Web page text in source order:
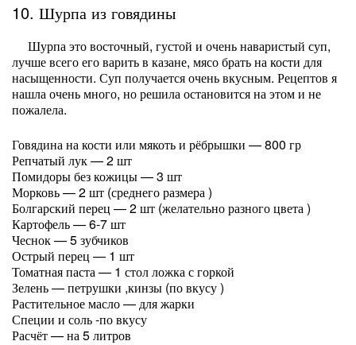
10. Шурпа из говядины
Шурпа это восточный, густой и очень наваристый суп,
лучше всего его варить в казане, мясо брать на кости для
насыщенности. Суп получается очень вкусным. Рецептов я
нашла очень много, но решила остановится на этом и не
пожалела.
Говядина на кости или мякоть и рёбрышки — 800 гр
Репчатый лук — 2 шт
Помидоры без кожицы — 3 шт
Морковь — 2 шт (среднего размера )
Болгарский перец — 2 шт (желательно разного цвета )
Картофель — 6-7 шт
Чеснок — 5 зубчиков
Острый перец — 1 шт
Томатная паста — 1 стол ложка с горкой
Зелень — петрушки ,кинзы (по вкусу )
Растительное масло — для жарки
Специи и соль -по вкусу
Расчёт — на 5 литров